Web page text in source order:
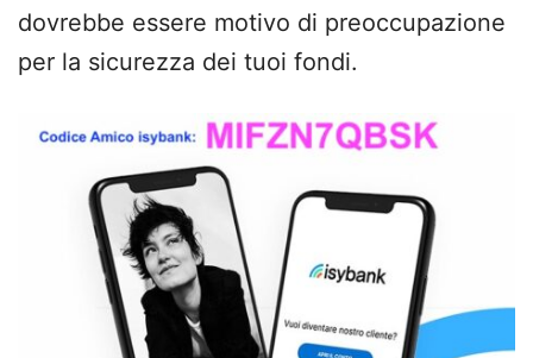
dovrebbe essere motivo di preoccupazione
per la sicurezza dei tuoi fondi.